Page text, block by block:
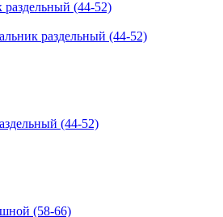
раздельный (44-52)
(44-52)